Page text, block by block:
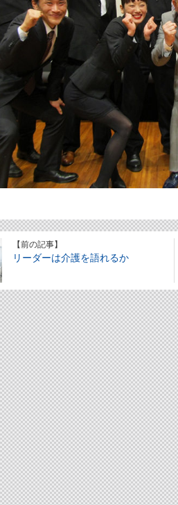
【前の記事】
リーダーは介護を語れるか